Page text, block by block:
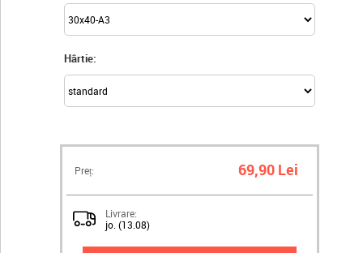
Hârtie:
Preț: 69,90 Lei
Livrare:
jo. (13.08)